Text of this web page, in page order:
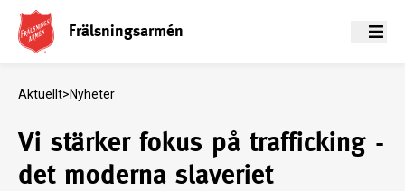
Frälsningsarmén Meny
Aktuellt>Nyheter
Vi stärker fokus på trafficking -
det moderna slaveriet